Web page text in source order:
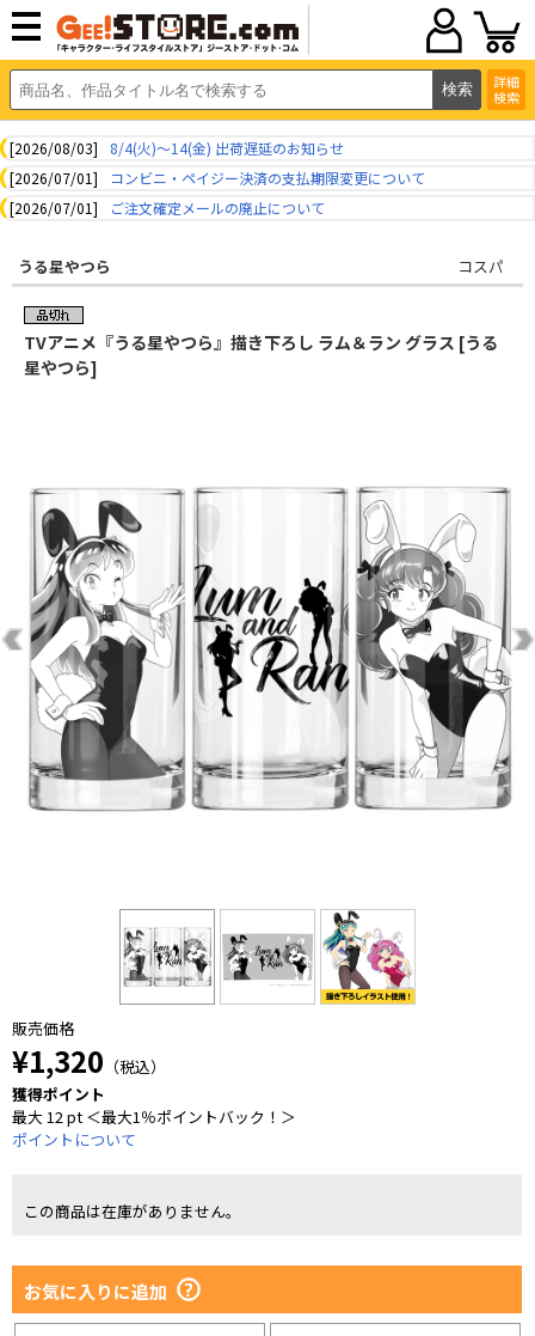
詳細
検索
[2026/08/03]
8/4(火)～14(金) 出荷遅延のお知らせ
[2026/07/01]
コンビニ・ペイジー決済の支払期限変更について
[2026/07/01]
ご注文確定メールの廃止について
うる星やつら コスパ
TVアニメ『うる星やつら』描き下ろし ラム＆ラン グラス [うる
星やつら]
販売価格
¥1,320 （税込）
獲得ポイント
最大 12 pt ＜最大1％ポイントバック！＞
ポイントについて
この商品は在庫がありません。
お気に入りに追加